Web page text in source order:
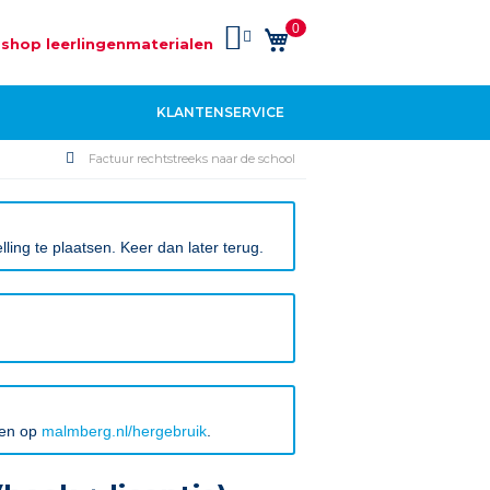
leerlingenmaterialen
Winkelwagen
0
KLANTENSERVICE
Factuur rechtstreeks naar de school
te plaatsen. Keer dan later terug.
op malmberg.nl/hergebruik